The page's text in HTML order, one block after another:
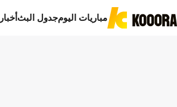
مباريات اليومجدول البثأخبار